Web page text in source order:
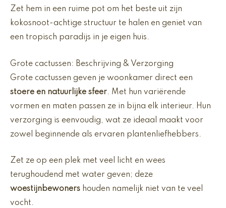
Zet hem in een ruime pot om het beste uit zijn
kokosnoot-achtige structuur te halen en geniet van
een tropisch paradijs in je eigen huis.
Grote cactussen: Beschrijving & Verzorging
Grote cactussen geven je woonkamer direct een
stoere en natuurlijke sfeer. Met hun variërende
vormen en maten passen ze in bijna elk interieur. Hun
verzorging is eenvoudig, wat ze ideaal maakt voor
zowel beginnende als ervaren plantenliefhebbers.
Zet ze op een plek met veel licht en wees
terughoudend met water geven; deze
woestijnbewoners houden namelijk niet van te veel
vocht.